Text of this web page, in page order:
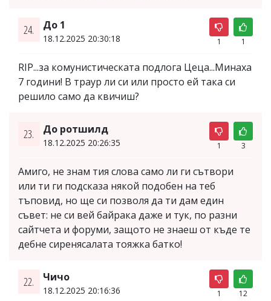
24. До 1
18.12.2025 20:30:18 1 1
RIP...за комунистическата подлога Цеца...Минаха
7 години! В траур ли си или просто ей така си
решило само да квичиш?
23. До ротшилд
18.12.2025 20:26:35 1 3
Амиго, не знам тия слова само ли ги сътвори
или ти ги подсказа някой подобен на теб
тъповид, но ще си позволя да ти дам един
съвет: не си вей байрака даже и тук, по разни
сайтчета и форуми, защото не знаеш от къде те
дебне сиренясалата тояжка батко!
22. Чичо
18.12.2025 20:16:36 1 12